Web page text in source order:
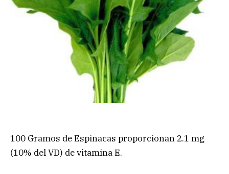
100 Gramos de Espinacas proporcionan 2.1 mg
(10% del VD) de vitamina E.